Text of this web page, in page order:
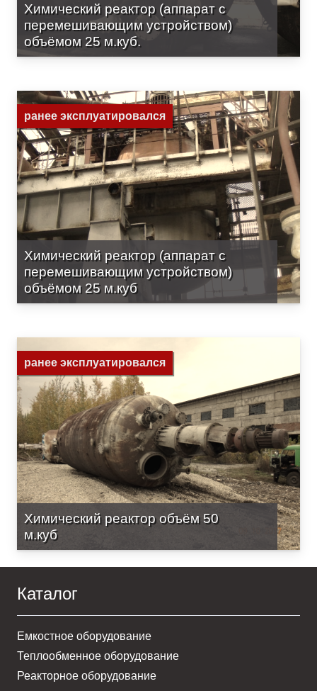
Химический реактор (аппарат с
перемешивающим устройством)
объёмом 25 м.куб.
ранее эксплуатировался
Химический реактор (аппарат с
перемешивающим устройством)
объёмом 25 м.куб
ранее эксплуатировался
Химический реактор объём 50
м.куб
Каталог
Емкостное оборудование
Теплообменное оборудование
Реакторное оборудование